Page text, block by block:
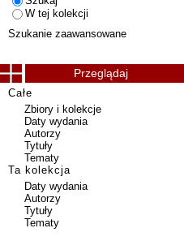
W tej kolekcji
Szukanie zaawansowane
Przeglądaj
Całe
Zbiory i kolekcje
Daty wydania
Autorzy
Tytuły
Tematy
Ta kolekcja
Daty wydania
Autorzy
Tytuły
Tematy